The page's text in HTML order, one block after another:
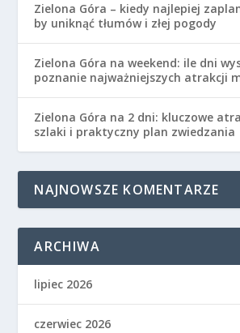
Zielona Góra – kiedy najlepiej
by uniknąć tłumów i złej pogody
Zielona Góra na weekend: ile dni
poznanie najważniejszych atrakcji
Zielona Góra na 2 dni: kluczowe
szlaki i praktyczny plan zwiedzania
NAJNOWSZE KOMENTARZE
ARCHIWA
lipiec 2026
czerwiec 2026